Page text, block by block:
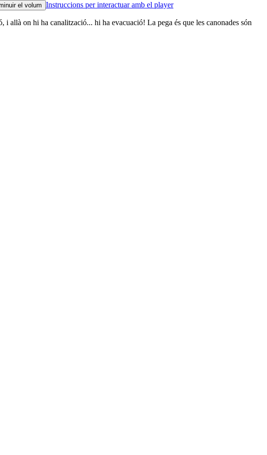
el volum Instruccions per interactuar amb el player
allà on hi ha canalització... hi ha evacuació! La pega és que les canonades són